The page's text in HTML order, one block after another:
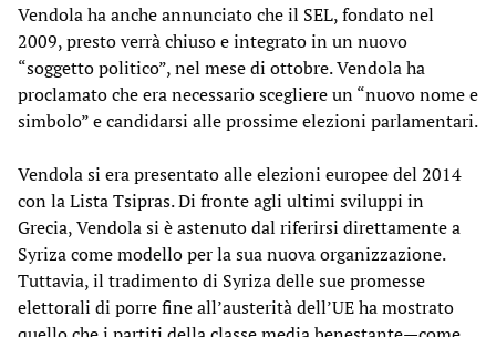
Vendola ha anche annunciato che il SEL, fondato nel
2009, presto verrà chiuso e integrato in un nuovo
“soggetto politico”, nel mese di ottobre. Vendola ha
proclamato che era necessario scegliere un “nuovo nome e
simbolo” e candidarsi alle prossime elezioni parlamentari.
Vendola si era presentato alle elezioni europee del 2014
con la Lista Tsipras. Di fronte agli ultimi sviluppi in
Grecia, Vendola si è astenuto dal riferirsi direttamente a
Syriza come modello per la sua nuova organizzazione.
Tuttavia, il tradimento di Syriza delle sue promesse
elettorali di porre fine all’austerità dell’UE ha mostrato